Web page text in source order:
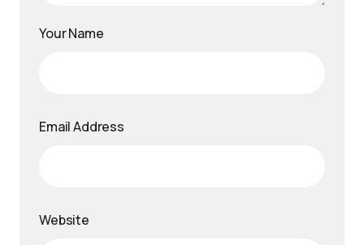
Your Name
Email Address
Website